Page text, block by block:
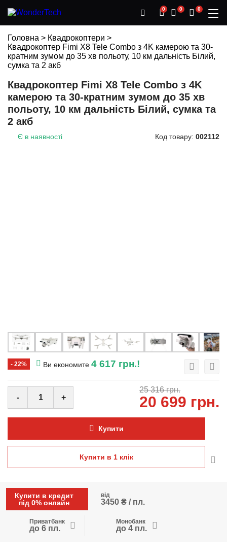
0 0 0
Головна > Квадрокоптери >
Квадрокоптер Fimi X8 Tele Combo з 4K камерою та 30-
кратним зумом до 35 хв польоту, 10 км дальність Білий,
сумка та 2 акб
Квадрокоптер Fimi X8 Tele Combo з 4K
камерою та 30-кратним зумом до 35 хв
польоту, 10 км дальність Білий, сумка та
2 акб
Є в наявності Код товару: 002112
- 22% Ви економите 4 617 грн.!
25 316 грн.
20 699 грн.
- +
Купити
Купити в 1 клiк
Купити в кредит
під 0% онлайн
від
3450 ₴ / пл.
Приватбанк
до 6 пл.
Монобанк
до 4 пл.